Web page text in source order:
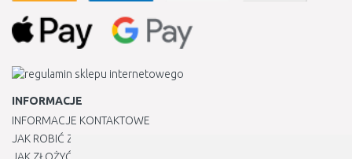
INFORMACJE
INFORMACJE KONTAKTOWE
JAK ROBIĆ ZAKUPY ?